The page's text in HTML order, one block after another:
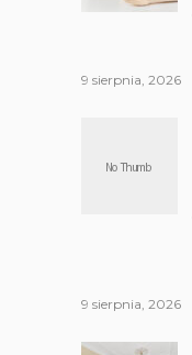
9 sierpnia, 2026
9 sierpnia, 2026